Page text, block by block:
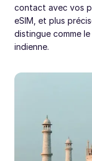
contact avec vos
eSIM, et plus
distingue comme
indienne.